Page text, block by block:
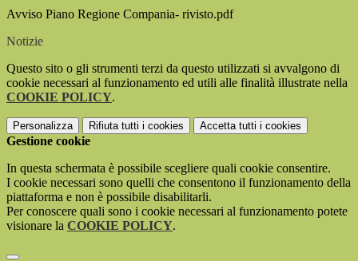
Avviso Piano Regione Compania- rivisto.pdf
Notizie
Questo sito o gli strumenti terzi da questo utilizzati si avvalgono di
cookie necessari al funzionamento ed utili alle finalità illustrate nella
COOKIE POLICY.
Personalizza Rifiuta tutti i cookies Accetta tutti i cookies
Gestione cookie
In questa schermata è possibile scegliere quali cookie consentire.
I cookie necessari sono quelli che consentono il funzionamento della
piattaforma e non è possibile disabilitarli.
Per conoscere quali sono i cookie necessari al funzionamento potete
visionare la COOKIE POLICY.